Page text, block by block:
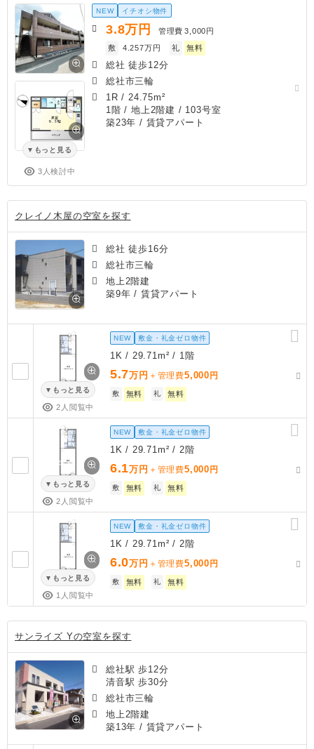
もっと見る
3人検討中
NEW イチオシ物件
3.8万円 管理費 3,000円
敷
4.257万円 礼 無料
総社 徒歩12分
総社市三輪
1R / 24.75m²
1階 / 地上2階建 / 103号室
築23年 / 賃貸アパート
クレイノ木屋の空室を探す
総社 徒歩16分
総社市三輪
地上2階建
築9年 / 賃貸アパート
もっと見る
2人閲覧中
NEW 敷金・礼金ゼロ物件
1K / 29.71m² / 1階
5.7万円 ＋管理費5,000 円
敷 無料 礼 無料
もっと見る
2人閲覧中
NEW 敷金・礼金ゼロ物件
1K / 29.71m² / 2階
6.1万円 ＋管理費5,000 円
敷 無料 礼 無料
もっと見る
1人閲覧中
NEW 敷金・礼金ゼロ物件
1K / 29.71m² / 2階
6.0万円 ＋管理費5,000 円
敷 無料 礼 無料
サンライズ Yの空室を探す
総社駅 歩12分
清音駅 歩30分
総社市三輪
地上2階建
築13年 / 賃貸アパート